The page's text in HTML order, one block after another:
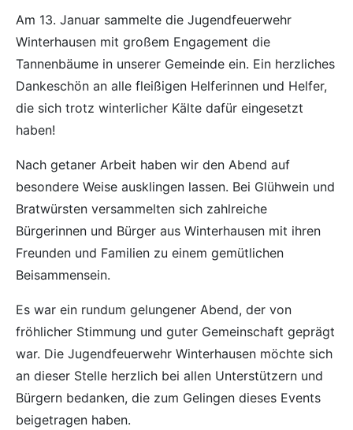
Am 13. Januar sammelte die Jugendfeuerwehr
Winterhausen mit großem Engagement die
Tannenbäume in unserer Gemeinde ein. Ein herzliches
Dankeschön an alle fleißigen Helferinnen und Helfer,
die sich trotz winterlicher Kälte dafür eingesetzt
haben!
Nach getaner Arbeit haben wir den Abend auf
besondere Weise ausklingen lassen. Bei Glühwein und
Bratwürsten versammelten sich zahlreiche
Bürgerinnen und Bürger aus Winterhausen mit ihren
Freunden und Familien zu einem gemütlichen
Beisammensein.
Es war ein rundum gelungener Abend, der von
fröhlicher Stimmung und guter Gemeinschaft geprägt
war. Die Jugendfeuerwehr Winterhausen möchte sich
an dieser Stelle herzlich bei allen Unterstützern und
Bürgern bedanken, die zum Gelingen dieses Events
beigetragen haben.